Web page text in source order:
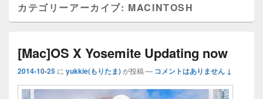
カテゴリーアーカイブ: MACINTOSH
[Mac]OS X Yosemite Updating now
2014-10-25 に yukkie(もりたま)が投稿 — コメントはありません ↓